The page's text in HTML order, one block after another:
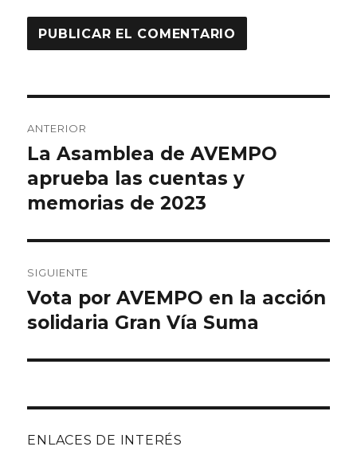
de
entradas
ANTERIOR
Entrada
anterior:
La Asamblea de AVEMPO
aprueba las cuentas y
memorias de 2023
SIGUIENTE
Entrada
siguiente:
Vota por AVEMPO en la acción
solidaria Gran Vía Suma
ENLACES DE INTERÉS